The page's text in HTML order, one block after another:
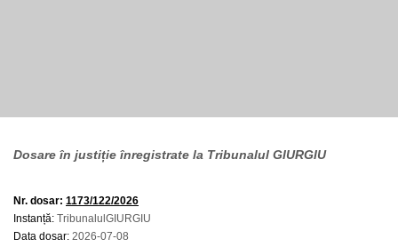
Dosare în justiție înregistrate la Tribunalul GIURGIU
Nr. dosar: 1173/122/2026
Instanță: TribunalulGIURGIU
Data dosar: 2026-07-08